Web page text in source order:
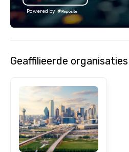
Powered by
Geaffilieerde organisaties